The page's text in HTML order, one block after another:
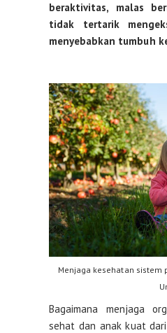
beraktivitas, malas
tidak tertarik
menyebabkan tumbuh
Menjaga kesehatan sistem
Bagaimana menjaga
sehat dan anak kuat